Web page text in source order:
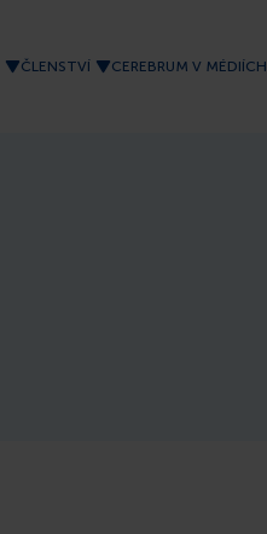
ČLENSTVÍ CEREBRUM V MÉDIÍCH